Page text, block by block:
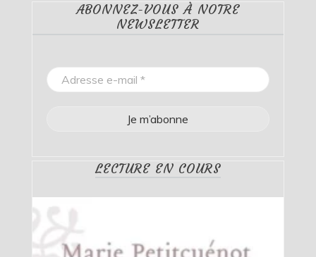
ABONNEZ-VOUS À NOTRE
NEWSLETTER
LECTURE EN COURS